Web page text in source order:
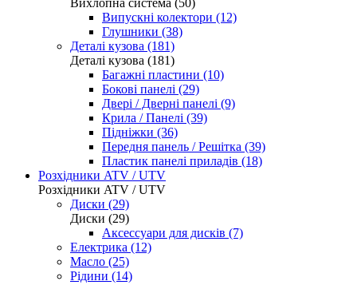
Вихлопна система (50)
Випускні колектори (12)
Глушники (38)
Деталі кузова (181)
Деталі кузова (181)
Багажні пластини (10)
Бокові панелі (29)
Двері / Дверні панелі (9)
Крила / Панелі (39)
Підніжки (36)
Передня панель / Решітка (39)
Пластик панелі приладів (18)
Розхідники ATV / UTV
Розхідники ATV / UTV
Диски (29)
Диски (29)
Аксессуари для дисків (7)
Електрика (12)
Масло (25)
Рідини (14)